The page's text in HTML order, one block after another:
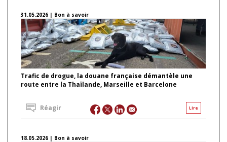
31.05.2026 | Bon à savoir
Trafic de drogue, la douane française démantèle une
route entre la Thaïlande, Marseille et Barcelone
Lire
Réagir
18.05.2026 | Bon à savoir